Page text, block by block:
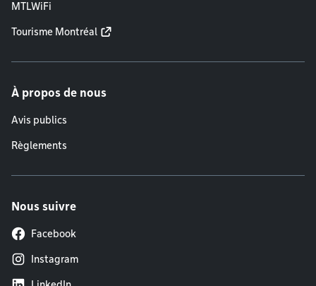
MTLWiFi
Tourisme Montréal
À propos de nous
Avis publics
Règlements
Nous suivre
Facebook
Instagram